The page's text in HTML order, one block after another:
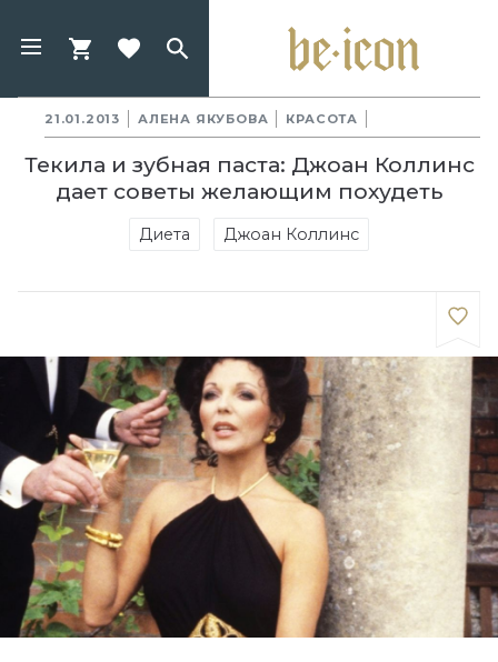
21.01.2013 АЛЕНА ЯКУБОВА КРАСОТА
Текила и зубная паста: Джоан Коллинс
дает советы желающим похудеть
Диета Джоан Коллинс